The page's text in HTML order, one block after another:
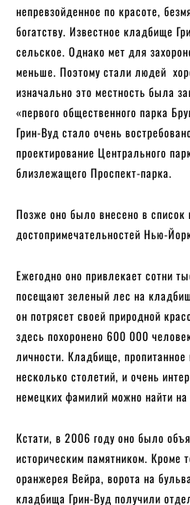
непревзойденное по красоте,
богатству. Известное кладбище
сельское. Однако мет для
меньше. Поэтому стали людей
изначально это местность была
«первого общественного парка
Грин-Вуд стало очень
проектирование Центрального
близлежащего Проспект-парка.
Позже оно было внесено в список
достопримечательностей Нью-
Ежегодно оно привлекает сотни
посещают зеленый лес на
он потрясет своей природной
здесь похоронено 600 000
личности. Кладбище, пропитанное
несколько столетий, и очень
немецких фамилий можно найти на
Кстати, в 2006 году оно было
историческим памятником. Кроме
оранжерея Вейра, ворота на
кладбища Грин-Вуд получили